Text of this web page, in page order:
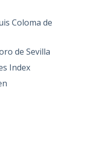
Coloma de
de Sevilla
Index